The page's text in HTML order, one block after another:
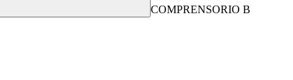
COMPRENSORIO B